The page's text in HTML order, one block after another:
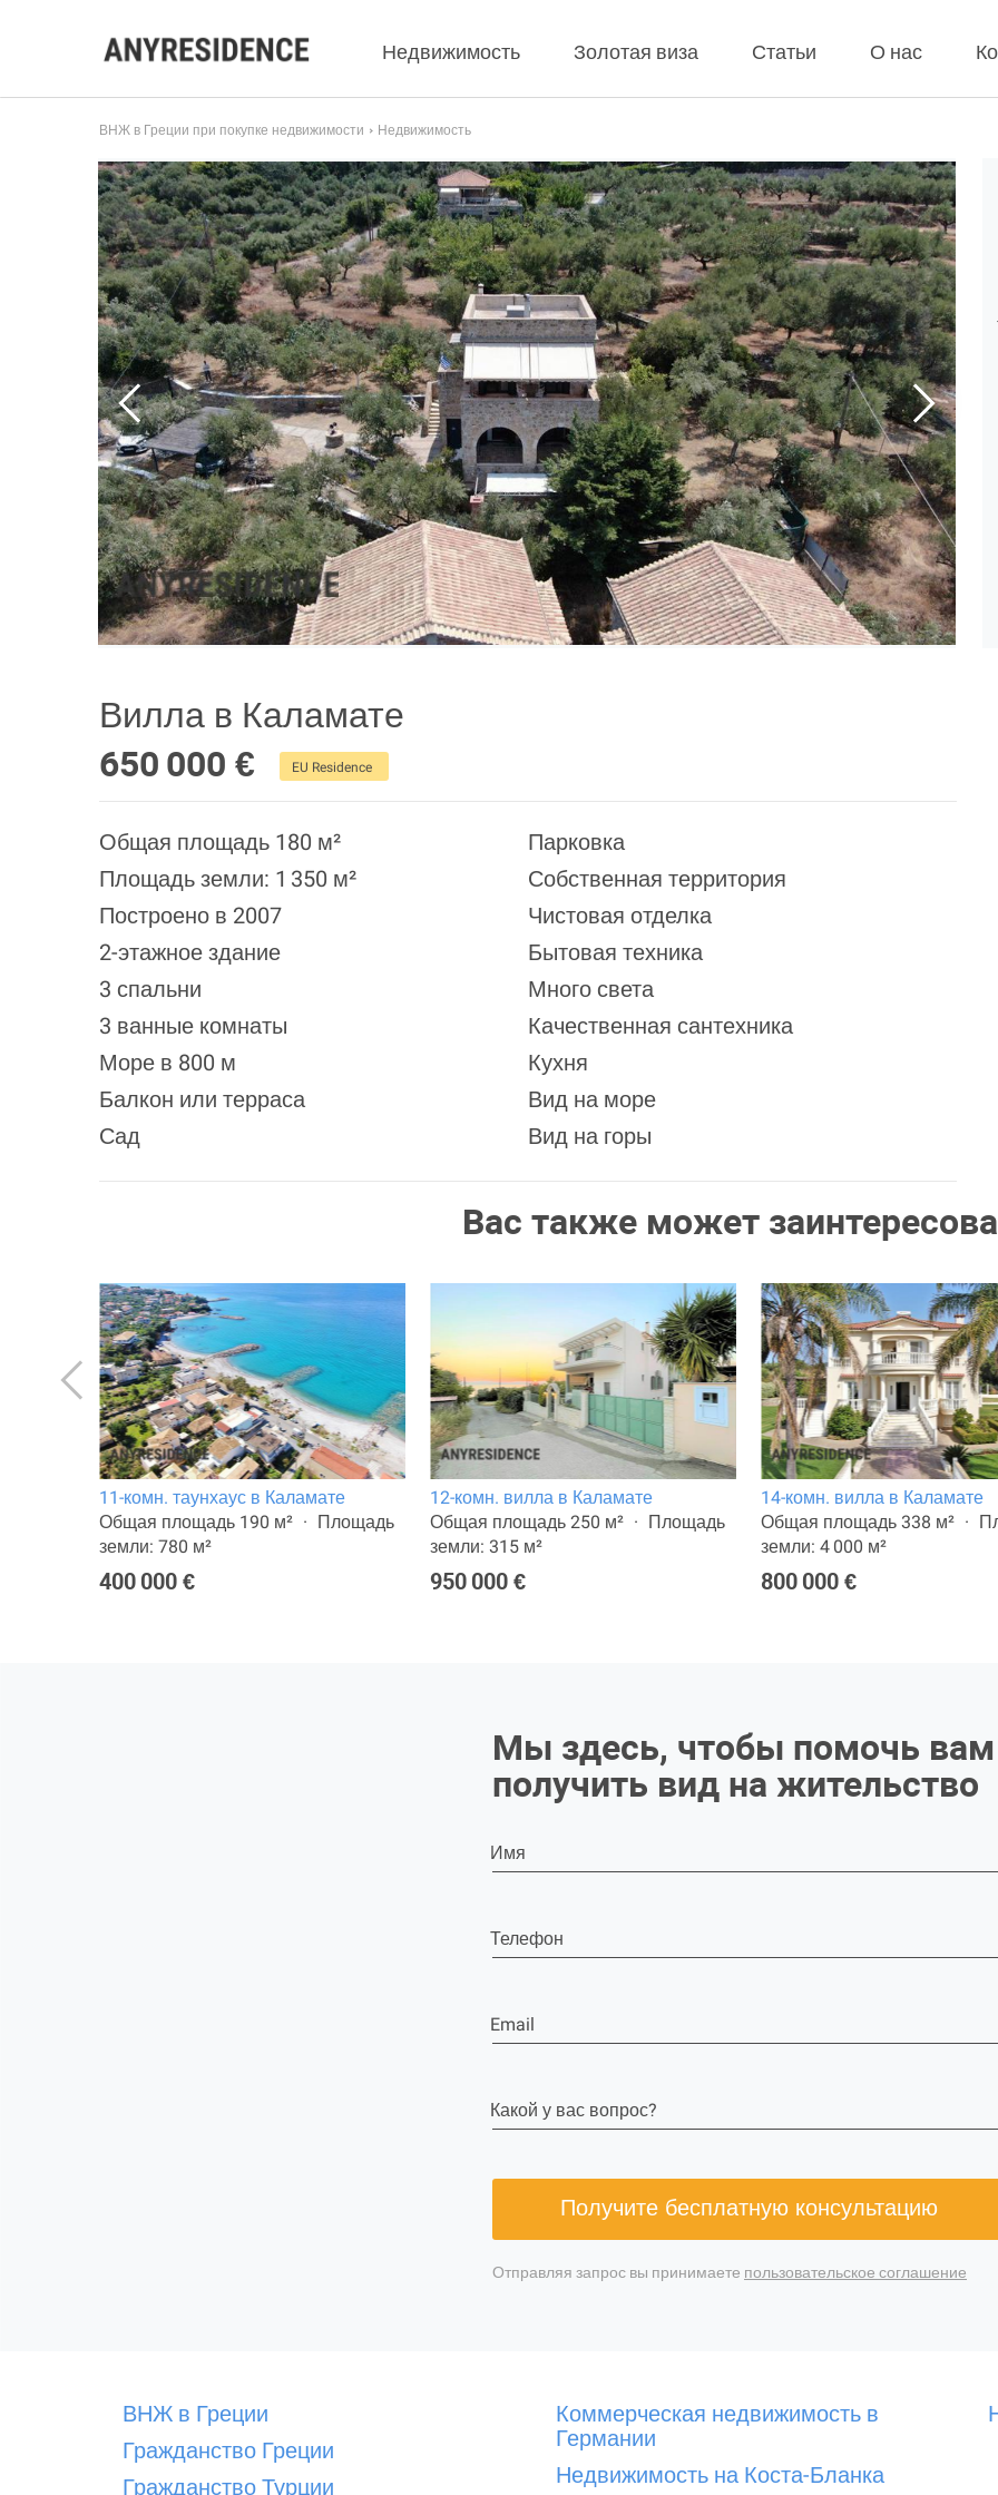
Недвижимость Золотая виза Статьи О нас
ВНЖ в Греции при покупке недвижимости Недвижимость
Вилла в Каламате
650 000 €
EU Residence
Общая площадь 180 м²
Площадь земли: 1 350 м²
Построено в 2007
2-этажное здание
3 спальни
3 ванные комнаты
Море в 800 м
Балкон или терраса
Сад
Парковка
Собственная территория
Чистовая отделка
Бытовая техника
Много света
Качественная сантехника
Кухня
Вид на море
Вид на горы
Вас также может
11-комн. таунхаус в Каламате
Общая площадь 190 м²
Площадь
земли: 780 м²
400 000 €
12-комн. вилла в Каламате
Общая площадь 250 м²
Площадь
земли: 315 м²
950 000 €
14-комн. вилла в Каламате
Общая площадь 338 м²
земли: 4 000 м²
800 000 €
Мы здесь, чтобы помочь вам
получить вид на жительство
Имя
Телефон
Email
Какой у вас вопрос?
Получите бесплатную консультацию
Отправляя запрос вы принимаете пользовательское соглашение
ВНЖ в Греции
Гражданство Греции
Гражданство Турции
Коммерческая недвижимость в
Германии
Недвижимость на Коста-Бланка